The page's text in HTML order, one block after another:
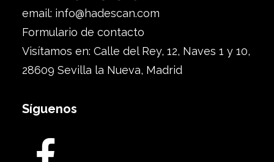
email: info@hadescan.com
Formulario de contacto
Visítamos en: Calle del Rey, 12, Naves 1 y 10,
28609 Sevilla la Nueva, Madrid
Síguenos